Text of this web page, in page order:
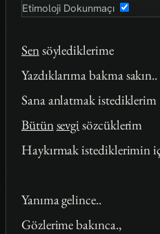
Etimoloji Dokunmaçı
Sensöylediklerime
Yazdıklarıma bakma sakın..
Sana anlatmak istediklerim
Bütünsevgi sözcüklerim
Haykırmak istediklerimin
Yanıma gelince..
Gözlerime bakınca.,